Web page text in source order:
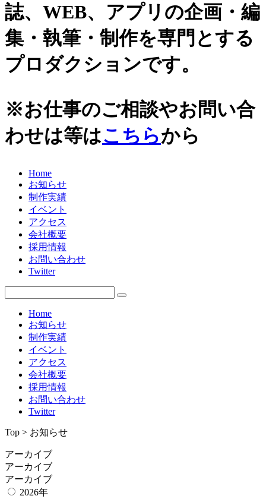
誌、WEB、アプリの企画・編
集・執筆・制作を専門とする
プロダクションです。
※お仕事のご相談やお問い合
わせは等はこちらから
Home
お知らせ
制作実績
イベント
アクセス
会社概要
採用情報
お問い合わせ
Twitter
Home
お知らせ
制作実績
イベント
アクセス
会社概要
採用情報
お問い合わせ
Twitter
Top > お知らせ
アーカイブ
アーカイブ
アーカイブ
2026年